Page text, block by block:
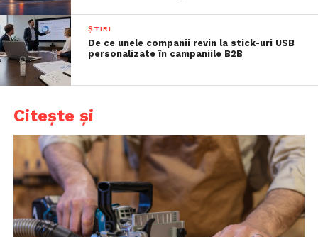
ȘTIRI
De ce unele companii revin la stick-uri USB
personalizate în campaniile B2B
Citește și